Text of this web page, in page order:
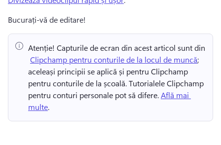
Bucurați-vă de editare!
Atenție! Capturile de ecran din acest articol sunt din
Clipchamp pentru conturile de la locul de muncă;
aceleași principii se aplică și pentru Clipchamp
pentru conturile de la școală. Tutorialele Clipchamp
pentru conturi personale pot să difere. Află mai
multe.